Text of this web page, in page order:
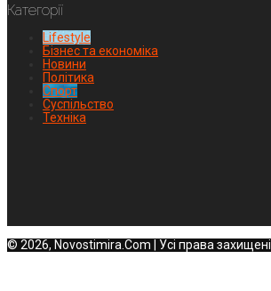
Категорії
Lifestyle
Бізнес та економіка
Новини
Політика
Спорт
Суспільство
Техніка
© 2026, Novostimira.Com | Усі права захищені